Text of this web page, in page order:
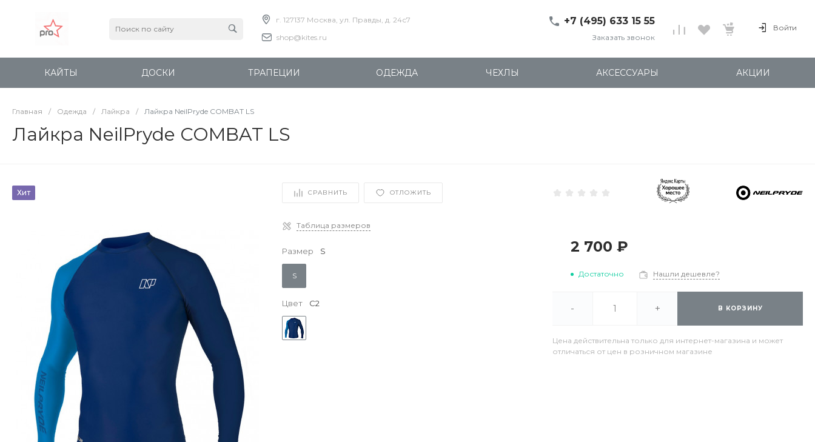
г. 127137 Москва, ул. Правды, д. 24с7
shop@kites.ru
+7 (495) 633 15 55
Правды, д. 24с7
Пн-Пт: 11:00-20:00
Заказать звонок
Войти
КАЙТЫ ДОСКИ ТРАПЕЦИИ ОДЕЖДА ЧЕХЛЫ АКСЕССУАРЫ АКЦИИ
Главная / Одежда / Лайкра / Лайкра NeilPryde COMBAT LS
Лайкра NeilPryde COMBAT LS
Хит СРАВНИТЬ ОТЛОЖИТЬ
Таблица размеров
Размер S
S
Цвет С2
2 700 ₽
Достаточно Нашли дешевле?
- + В КОРЗИНУ
Цена действительна только для интернет-магазина и может
отличаться от цен в розничном магазине